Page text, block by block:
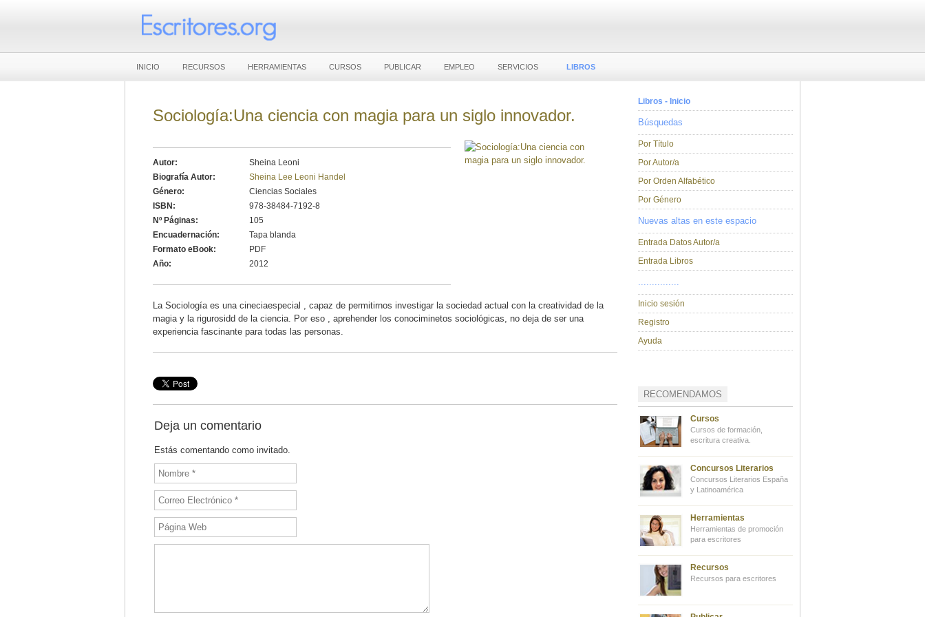
INICIO RECURSOS HERRAMIENTAS CURSOS PUBLICAR EMPLEO SERVICIOS LIBROS
Sociología:Una ciencia con magia para un siglo innovador.
Autor:
Sheina Leoni
Biografía Autor:
Sheina Lee Leoni Handel
Género:
Ciencias Sociales
ISBN:
978-38484-7192-8
Nº Páginas:
105
Encuadernación:
Tapa blanda
Formato eBook:
PDF
Año:
2012
La Sociología es una cineciaespecial , capaz de permitirnos investigar la sociedad actual con la creatividad de la
magia y la rigurosidd de la ciencia. Por eso , aprehender los conociminetos sociológicas, no deja de ser una
experiencia fascinante para todas las personas.
Deja un comentario
Estás comentando como invitado.
Libros - Inicio
Búsquedas
Por Título
Por Autor/a
Por Orden Alfabético
Por Género
Nuevas altas en este espacio
Entrada Datos Autor/a
Entrada Libros
...............
Inicio sesión
Registro
Ayuda
RECOMENDAMOS
Cursos
Cursos de formación,
escritura creativa.
Concursos Literarios
Concursos Literarios España
y Latinoamérica
Herramientas
Herramientas de promoción
para escritores
Recursos
Recursos para escritores